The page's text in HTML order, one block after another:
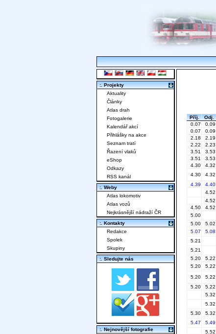
Příj.
Odj.
0.07
0.09
0.07
0.09
2.18
2.19
2.22
2.23
3.51
3.53
3.51
3.53
4.30
4.32
4.30
4.32
4.39
4.40
4.52
4.52
4.50
4.52
5.00
5.00
5.02
5.07
5.08
5.21
5.21
5.20
5.22
5.20
5.22
5.20
5.22
5.20
5.22
5.32
5.32
5.30
5.32
5.47
5.49
5.52
:. Projekty
Aktuality
Články
Atlas drah
Fotogalerie
Kalendář akcí
Přihlášky na akce
Seznam tratí
Řazení vlaků
eShop
Odkazy
RSS kanál
:. Weby
Atlas lokomotiv
Atlas vozů
Nejkrásnější nádraží ČR
:. Kontakty
Redakce
Spolek
Skupiny
:. Sledujte nás
:. Nejnovější fotografie